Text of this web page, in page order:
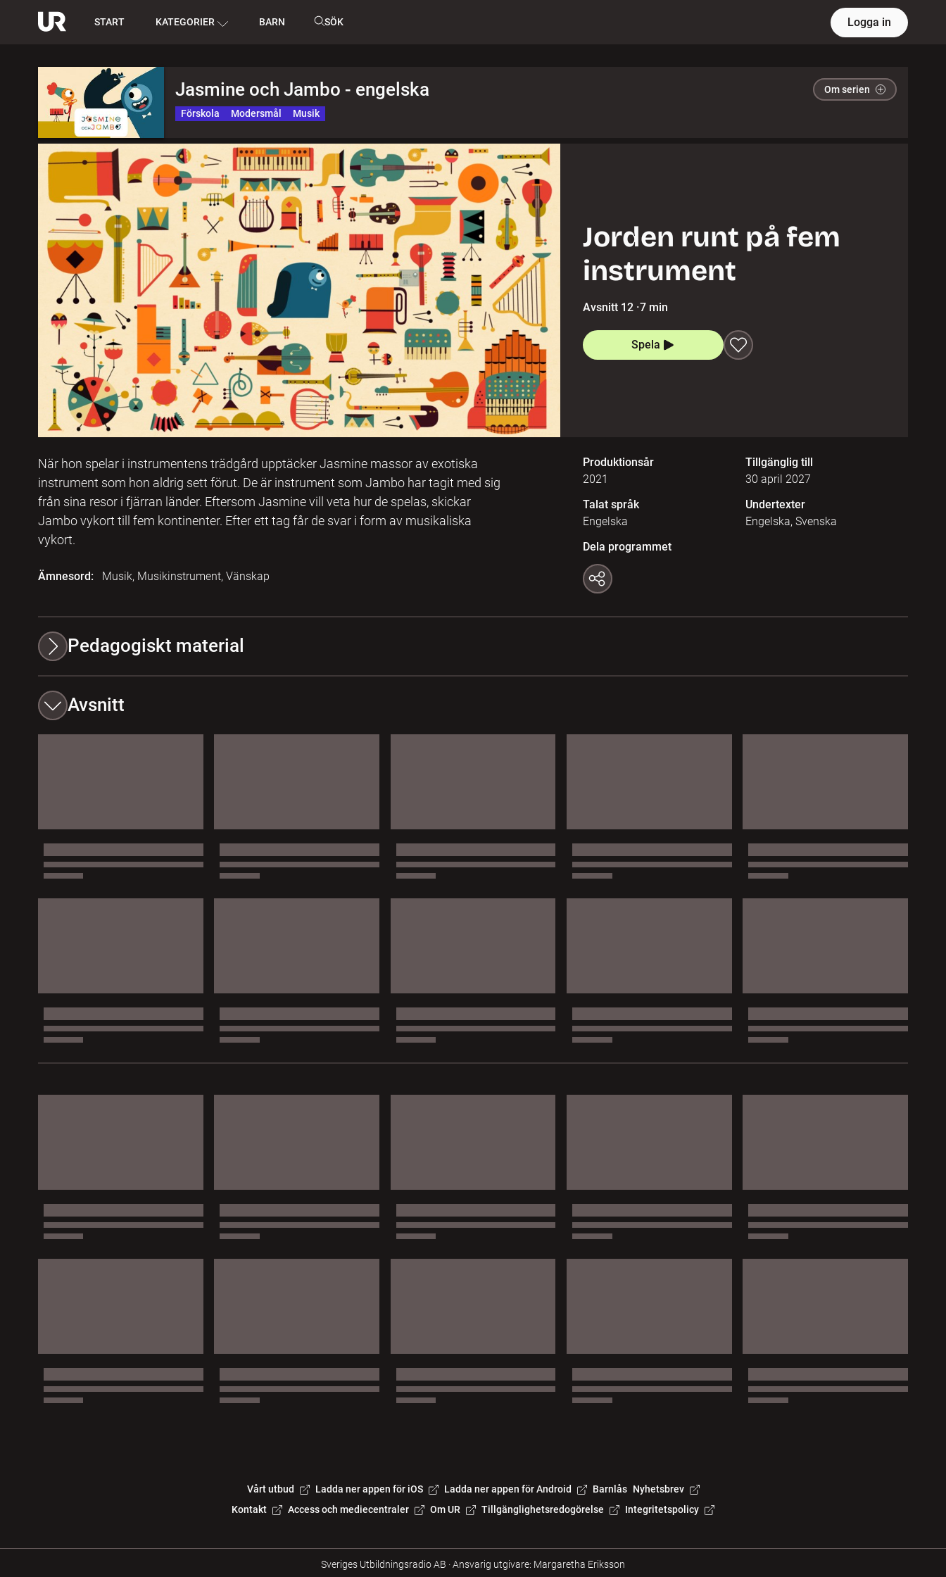
START KATEGORIER BARN SÖK Logga in
Jasmine och Jambo - engelska Om serien
Förskola Modersmål Musik
Jorden runt på fem
instrument
Avsnitt 12 ·7 min
Spela
När hon spelar i instrumentens trädgård upptäcker Jasmine massor av exotiska
instrument som hon aldrig sett förut. De är instrument som Jambo har tagit med sig
från sina resor i fjärran länder. Eftersom Jasmine vill veta hur de spelas, skickar
Jambo vykort till fem kontinenter. Efter ett tag får de svar i form av musikaliska
vykort.
Ämnesord: Musik, Musikinstrument, Vänskap
Produktionsår
2021
Tillgänglig till
30 april 2027
Talat språk
Engelska
Undertexter
Engelska, Svenska
Dela programmet
Pedagogiskt material
Avsnitt
Vårt utbud Ladda ner appen för iOS Ladda ner appen för Android Barnlås Nyhetsbrev
Kontakt
Access och mediecentraler Om UR Tillgänglighetsredogörelse Integritetspolicy
Sveriges Utbildningsradio AB ·Ansvarig utgivare: Margaretha Eriksson